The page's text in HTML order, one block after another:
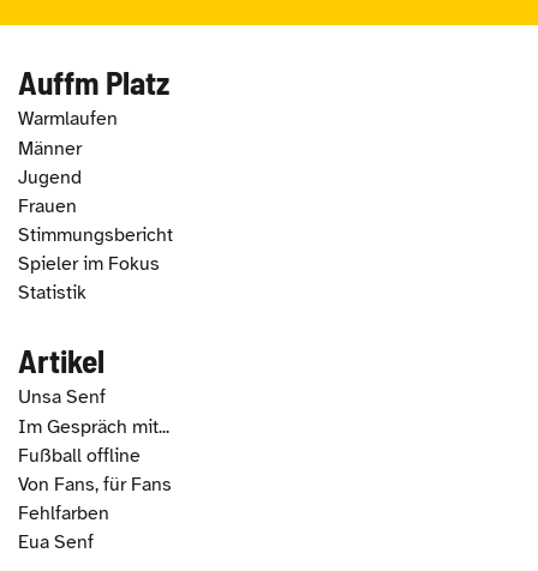
Auffm Platz
Warmlaufen
Männer
Jugend
Frauen
Stimmungsbericht
Spieler im Fokus
Statistik
Artikel
Unsa Senf
Im Gespräch mit...
Fußball offline
Von Fans, für Fans
Fehlfarben
Eua Senf